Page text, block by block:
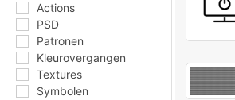
Actions
PSD
Patronen
Kleurovergangen
Textures
Symbolen